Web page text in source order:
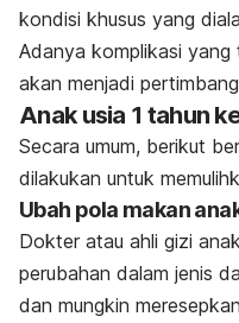
kondisi khusus yang
Adanya komplikasi yang
akan menjadi
Anak usia 1 tahun
Secara umum, berikut
dilakukan untuk
Ubah pola makan
Dokter atau ahli gizi
perubahan dalam jenis
dan mungkin